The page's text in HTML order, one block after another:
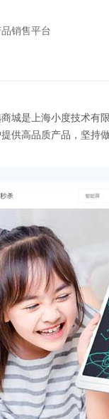
销售平台
城是上海小度技术有
供高品质产品，坚持